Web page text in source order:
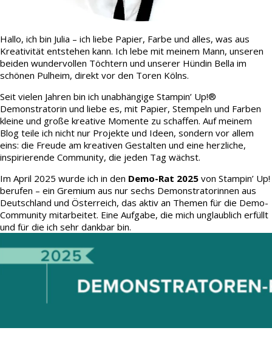
Hallo, ich bin Julia – ich liebe Papier, Farbe und alles, was aus
Kreativität entstehen kann. Ich lebe mit meinem Mann, unseren
beiden wundervollen Töchtern und unserer Hündin Bella im
schönen Pulheim, direkt vor den Toren Kölns.
Seit vielen Jahren bin ich unabhängige Stampin’ Up!®
Demonstratorin und liebe es, mit Papier, Stempeln und Farben
kleine und große kreative Momente zu schaffen. Auf meinem
Blog teile ich nicht nur Projekte und Ideen, sondern vor allem
eins: die Freude am kreativen Gestalten und eine herzliche,
inspirierende Community, die jeden Tag wächst.
Im April 2025 wurde ich in den Demo-Rat 2025 von Stampin’ Up!
berufen – ein Gremium aus nur sechs Demonstratorinnen aus
Deutschland und Österreich, das aktiv an Themen für die Demo-
Community mitarbeitet. Eine Aufgabe, die mich unglaublich erfüllt
und für die ich sehr dankbar bin.